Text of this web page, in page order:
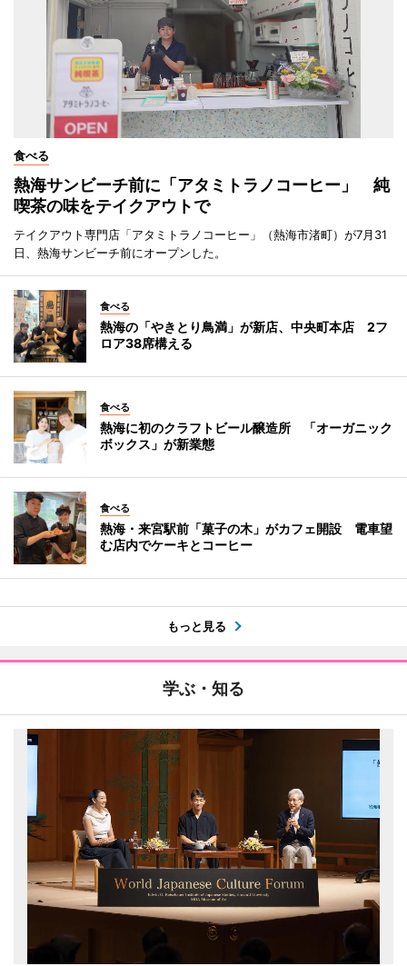
食べる
熱海サンビーチ前に「アタミトラノコーヒー」 純
喫茶の味をテイクアウトで
テイクアウト専門店「アタミトラノコーヒー」（熱海市渚町）が7月31
日、熱海サンビーチ前にオープンした。
食べる
熱海の「やきとり鳥満」が新店、中央町本店 2フ
ロア38席構える
食べる
熱海に初のクラフトビール醸造所 「オーガニック
ボックス」が新業態
食べる
熱海・来宮駅前「菓子の木」がカフェ開設 電車望
む店内でケーキとコーヒー
もっと見る
学ぶ・知る